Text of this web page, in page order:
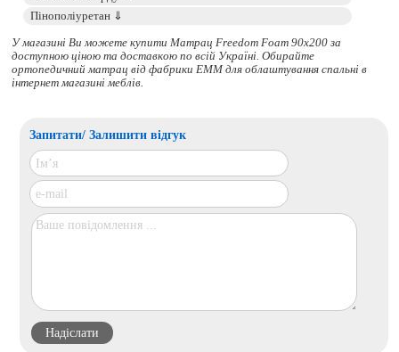
У магазині Ви можете купити Матрац Freedom Foam 90x200 за
доступною ціною та доставкою по всій Україні. Обирайте
ортопедичний матрацвід фабрики ЕММ для облаштування спальні в
інтернет магазині меблів.
Запитати/ Залишити відгук